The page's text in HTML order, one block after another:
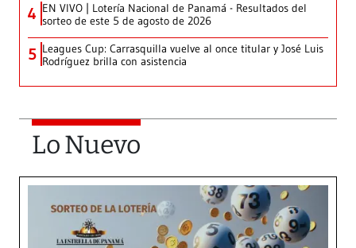
4 EN VIVO | Lotería Nacional de Panamá - Resultados del
sorteo de este 5 de agosto de 2026
5 Leagues Cup: Carrasquilla vuelve al once titular y José Luis
Rodríguez brilla con asistencia
Lo Nuevo